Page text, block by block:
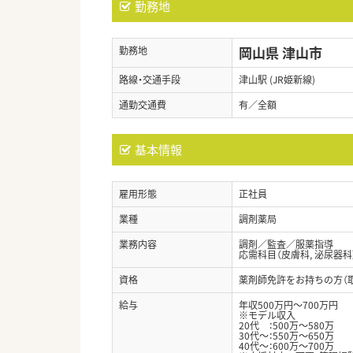
勤務地
勤務地 岡山県 津山市
路線・交通手段
津山駅 (JR姫新線)
通勤交通費
有／全額
基本情報
雇用形態
正社員
業種
調剤薬局
業務内容
調剤／監査／服薬指導
応需科目（皮膚科, 泌尿器科
資格
薬剤師免許をお持ちの方（
給与
年収500万円～700万円
※モデル収入
20代 ：500万～580万
30代～：550万～650万
40代～：600万～700万